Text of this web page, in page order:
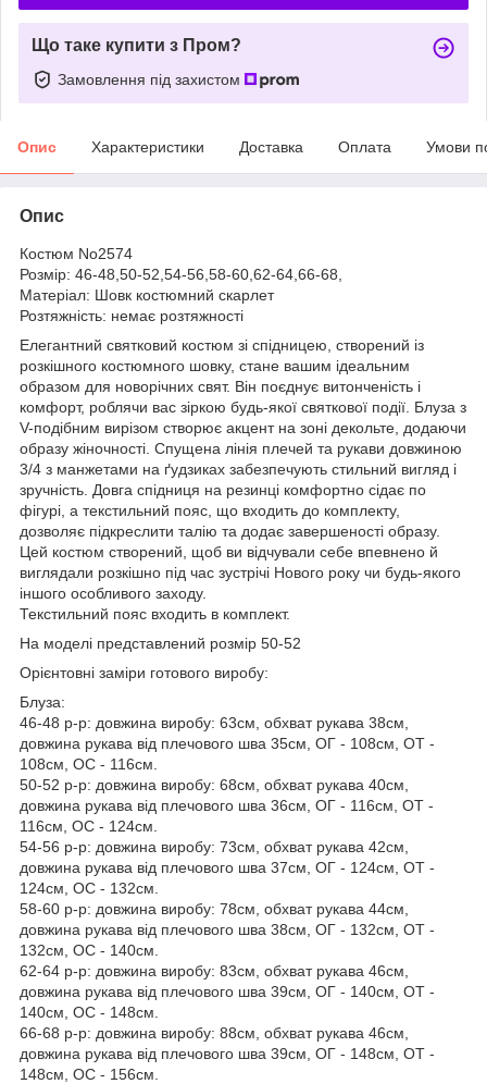
Що таке купити з Пром?
Замовлення під захистом
Опис Характеристики Доставка Оплата Умови
Опис
Костюм No2574
Розмір: 46-48,50-52,54-56,58-60,62-64,66-68,
Матеріал: Шовк костюмний скарлет
Розтяжність: немає розтяжності
Елегантний святковий костюм зі спідницею, створений із
розкішного костюмного шовку, стане вашим ідеальним
образом для новорічних свят. Він поєднує витонченість і
комфорт, роблячи вас зіркою будь-якої святкової події. Блуза з
V-подібним вирізом створює акцент на зоні декольте, додаючи
образу жіночності. Спущена лінія плечей та рукави довжиною
3/4 з манжетами на ґудзиках забезпечують стильний вигляд і
зручність. Довга спідниця на резинці комфортно сідає по
фігурі, а текстильний пояс, що входить до комплекту,
дозволяє підкреслити талію та додає завершеності образу.
Цей костюм створений, щоб ви відчували себе впевнено й
виглядали розкішно під час зустрічі Нового року чи будь-якого
іншого особливого заходу.
Текстильний пояс входить в комплект.
На моделі представлений розмір 50-52
Орієнтовні заміри готового виробу:
Блуза:
46-48 р-р: довжина виробу: 63см, обхват рукава 38см,
довжина рукава від плечового шва 35см, ОГ - 108см, ОТ -
108см, OC - 116см.
50-52 р-р: довжина виробу: 68см, обхват рукава 40см,
довжина рукава від плечового шва 36см, ОГ - 116см, ОТ -
116см, OC - 124см.
54-56 р-р: довжина виробу: 73см, обхват рукава 42см,
довжина рукава від плечового шва 37см, ОГ - 124см, ОТ -
124см, OC - 132см.
58-60 р-р: довжина виробу: 78см, обхват рукава 44см,
довжина рукава від плечового шва 38см, ОГ - 132см, ОТ -
132см, OC - 140см.
62-64 р-р: довжина виробу: 83см, обхват рукава 46см,
довжина рукава від плечового шва 39см, ОГ - 140см, ОТ -
140см, OC - 148см.
66-68 р-р: довжина виробу: 88см, обхват рукава 46см,
довжина рукава від плечового шва 39см, ОГ - 148см, ОТ -
148см, OC - 156см.